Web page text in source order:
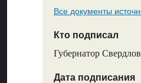
Все документы
Кто подписал
Губернатор
Дата подписания